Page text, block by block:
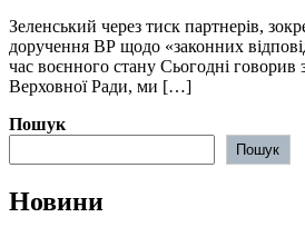
️Зеленський через тиск партнерів,
доручення ВР щодо «законних
час воєнного стану Сьогодні говорив
Верховної Ради, ми […]
Пошук
Пошук
Новини